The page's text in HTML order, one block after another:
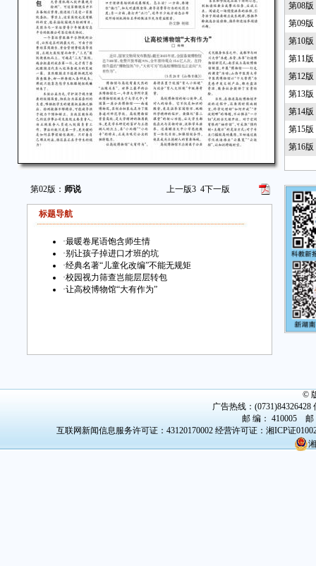
第02版： 师说 上一版3 4下一版
标题导航
·最暖卷尾语饱含师生情
·别让孩子掉进口才班的坑
·经典名著“儿童化改编”不能无规矩
·校园视力筛查岂能层层转包
·让高校博物馆“大有作为”
第08
第09
第10
第11
第12
第13
第14
第15
第16
©
广告热线：(0731)84326428
邮 编： 410005 邮
互联网新闻信息服务许可证：43120170002经营许可证：湘ICP证